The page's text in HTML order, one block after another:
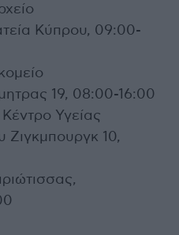
Κύπρου, 09:00-
19, 08:00-16:00
Υγείας
Ζιγκμπουργκ 10,